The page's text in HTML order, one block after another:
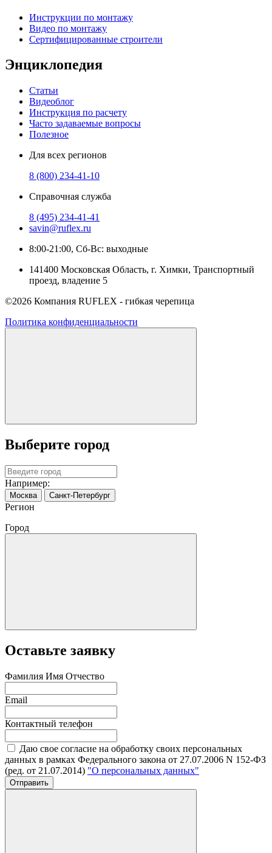
Инструкции по монтажу
Видео по монтажу
Сертифицированные строители
Энциклопедия
Статьи
Видеоблог
Инструкция по расчету
Часто задаваемые вопросы
Полезное
Для всех регионов
8 (800) 234-41-10
Справочная служба
8 (495) 234-41-41
savin@ruflex.ru
8:00-21:00, Сб-Вс: выходные
141400 Московская Область, г. Химки, Транспортный
проезд, владение 5
©2026 Компания RUFLEX - гибкая черепица
Политика конфиденциальности
Выберите город
Например:
Москва Санкт-Петербург
Регион
Город
Оставьте заявку
Фамилия Имя Отчество
Email
Контактный телефон
Даю свое согласие на обработку своих персональных
данных в рамках Федерального закона от 27.07.2006 N 152-ФЗ
(ред. от 21.07.2014) "О персональных данных"
Отправить